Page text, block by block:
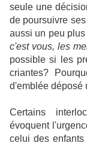
seule une
de poursuivre
aussi un peu
c'est vous, les
possible si les
criantes?
d'emblée déposé
Certains
évoquent
celui des